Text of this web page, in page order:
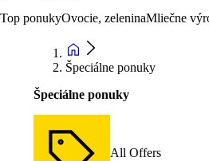
Top ponukyOvocie, zeleninaMliečne
Špeciálne ponuky
Špeciálne ponuky
All Offers